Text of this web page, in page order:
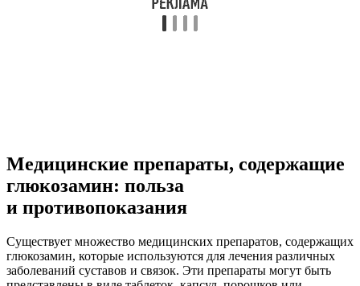
Медицинские препараты, содержащие
глюкозамин: польза
и противопоказания
Существует множество медицинских препаратов, содержащих
глюкозамин, которые используются для лечения различных
заболеваний суставов и связок. Эти препараты могут быть